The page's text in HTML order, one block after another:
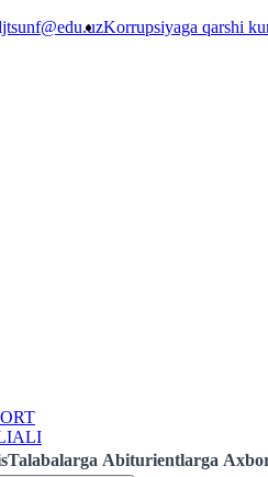
Korrupsiyaga qarshi
Talabalarga Abiturientlarga